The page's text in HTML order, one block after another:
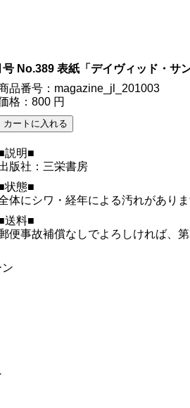
No.389 表紙「デイヴィッド・サ
品番号：magazine_jl_201003
格：800 円
説明■
版社：三栄書房
状態■
体にシワ・経年による汚れがありま
送料■
便事故補償なしでよろしければ、第